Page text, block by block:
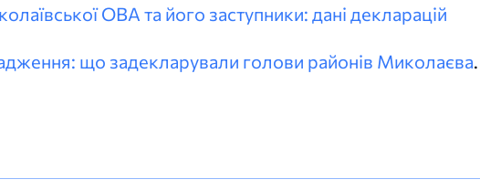
ОВА та його заступники: дані декларацій
що задекларували голови районів Миколаєва.